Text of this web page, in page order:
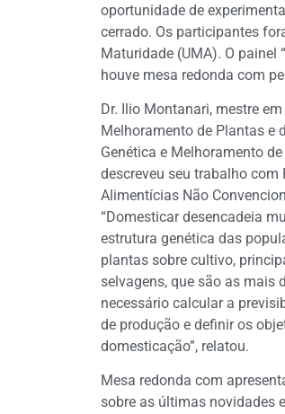
oportunidade de
cerrado. Os participantes
Maturidade (UMA). O painel
houve mesa redonda com
Dr. Ilio Montanari, mestre
Melhoramento de Plantas e
Genética e Melhoramento
descreveu seu trabalho com
Alimentícias Não
“Domesticar desencadeia
estrutura genética das
plantas sobre cultivo,
selvagens, que são as mais
necessário calcular a
de produção e definir os
domesticação”, relatou.
Mesa redonda com
sobre as últimas novidades